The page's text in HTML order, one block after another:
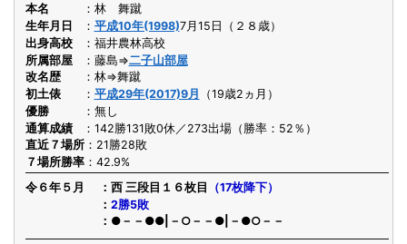
本名
林 舞蹴
生年月日
平成10年(1998)7月15日（２８歳）
出身高校
福井農林高校
所属部屋
藤島⇒二子山部屋
改名歴
林⇒舞蹴
初土俵
平成29年(2017)9月
（19歳2ヵ月）
優勝
無し
通算成績
142勝131敗0休／273出場（勝率：52％）
直近７場所
21勝28敗
７場所勝率
42.9%
令６年５月
西 三段目１６枚目
（17枚降下）
2勝5敗
●－－●●|－○－－●|－●○－－